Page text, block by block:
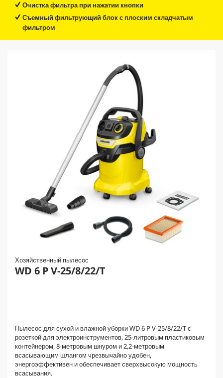
Очистка фильтра при нажатии кнопки
Съемный фильтрующий блок с плоским складчатым
фильтром
Хозяйственный пылесос
WD 6 P V-25/8/22/T
Пылесос для сухой и влажной уборки WD 6 P V-25/8/22/T с
розеткой для электроинструментов, 25-литровым пластиковым
контейнером, 8-метровым шнуром и 2,2-метровым
всасывающим шлангом чрезвычайно удобен,
энергоэффективен и обеспечивает сверхвысокую мощность
всасывания.